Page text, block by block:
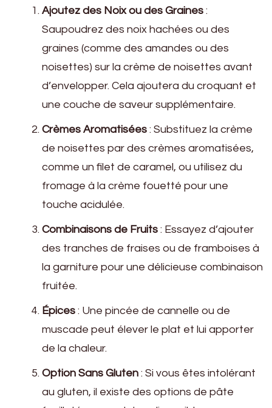
Ajoutez des Noix ou des Graines :
Saupoudrez des noix hachées ou des
graines (comme des amandes ou des
noisettes) sur la crème de noisettes avant
d’envelopper. Cela ajoutera du croquant et
une couche de saveur supplémentaire.
Crèmes Aromatisées : Substituez la crème
de noisettes par des crèmes aromatisées,
comme un filet de caramel, ou utilisez du
fromage à la crème fouetté pour une
touche acidulée.
Combinaisons de Fruits : Essayez d’ajouter
des tranches de fraises ou de framboises à
la garniture pour une délicieuse combinaison
fruitée.
Épices : Une pincée de cannelle ou de
muscade peut élever le plat et lui apporter
de la chaleur.
Option Sans Gluten : Si vous êtes intolérant
au gluten, il existe des options de pâte